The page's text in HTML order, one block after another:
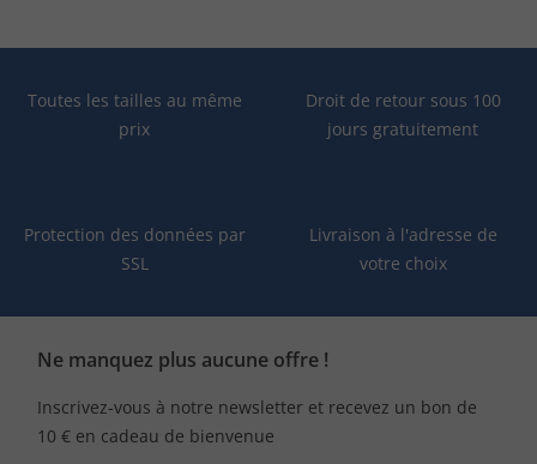
Toutes les tailles au même
prix
Droit de retour sous 100
jours gratuitement
Protection des données par
SSL
Livraison à l'adresse de
votre choix
Ne manquez plus aucune offre !
Inscrivez-vous à notre newsletter et recevez un bon de
10 € en cadeau de bienvenue